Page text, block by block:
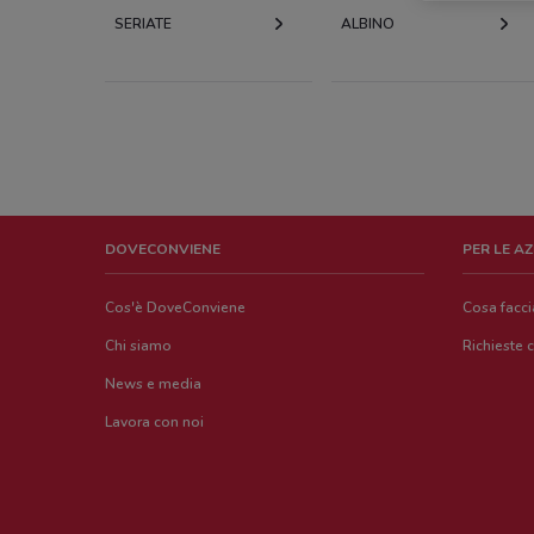
SERIATE ALBINO
DOVECONVIENE
Cos'è DoveConviene
Chi siamo
News e media
Lavora con noi
PER LE
Cosa
Richieste